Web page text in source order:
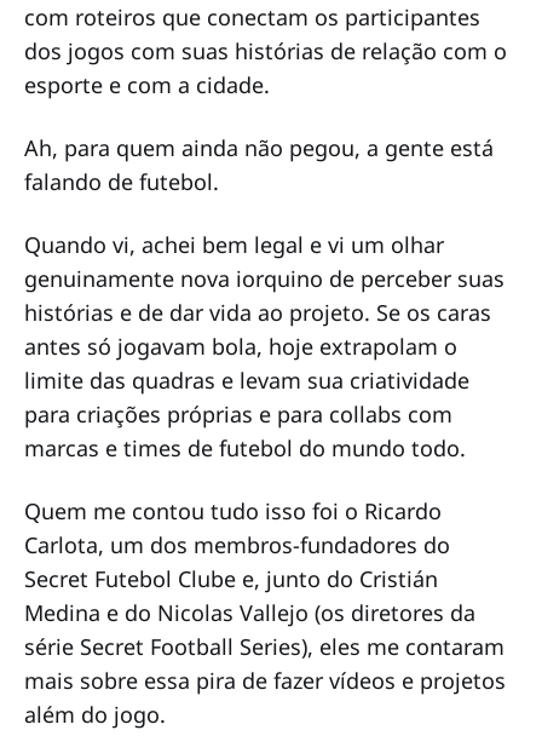
com roteiros que conectam os participantes
dos jogos com suas histórias de relação com o
esporte e com a cidade.
Ah, para quem ainda não pegou, a gente está
falando de futebol.
Quando vi, achei bem legal e vi um olhar
genuinamente nova iorquino de perceber suas
histórias e de dar vida ao projeto. Se os caras
antes só jogavam bola, hoje extrapolam o
limite das quadras e levam sua criatividade
para criações próprias e para collabs com
marcas e times de futebol do mundo todo.
Quem me contou tudo isso foi o Ricardo
Carlota, um dos membros-fundadores do
Secret Futebol Clube e, junto do Cristián
Medina e do Nicolas Vallejo (os diretores da
série Secret Football Series), eles me contaram
mais sobre essa pira de fazer vídeos e projetos
além do jogo.